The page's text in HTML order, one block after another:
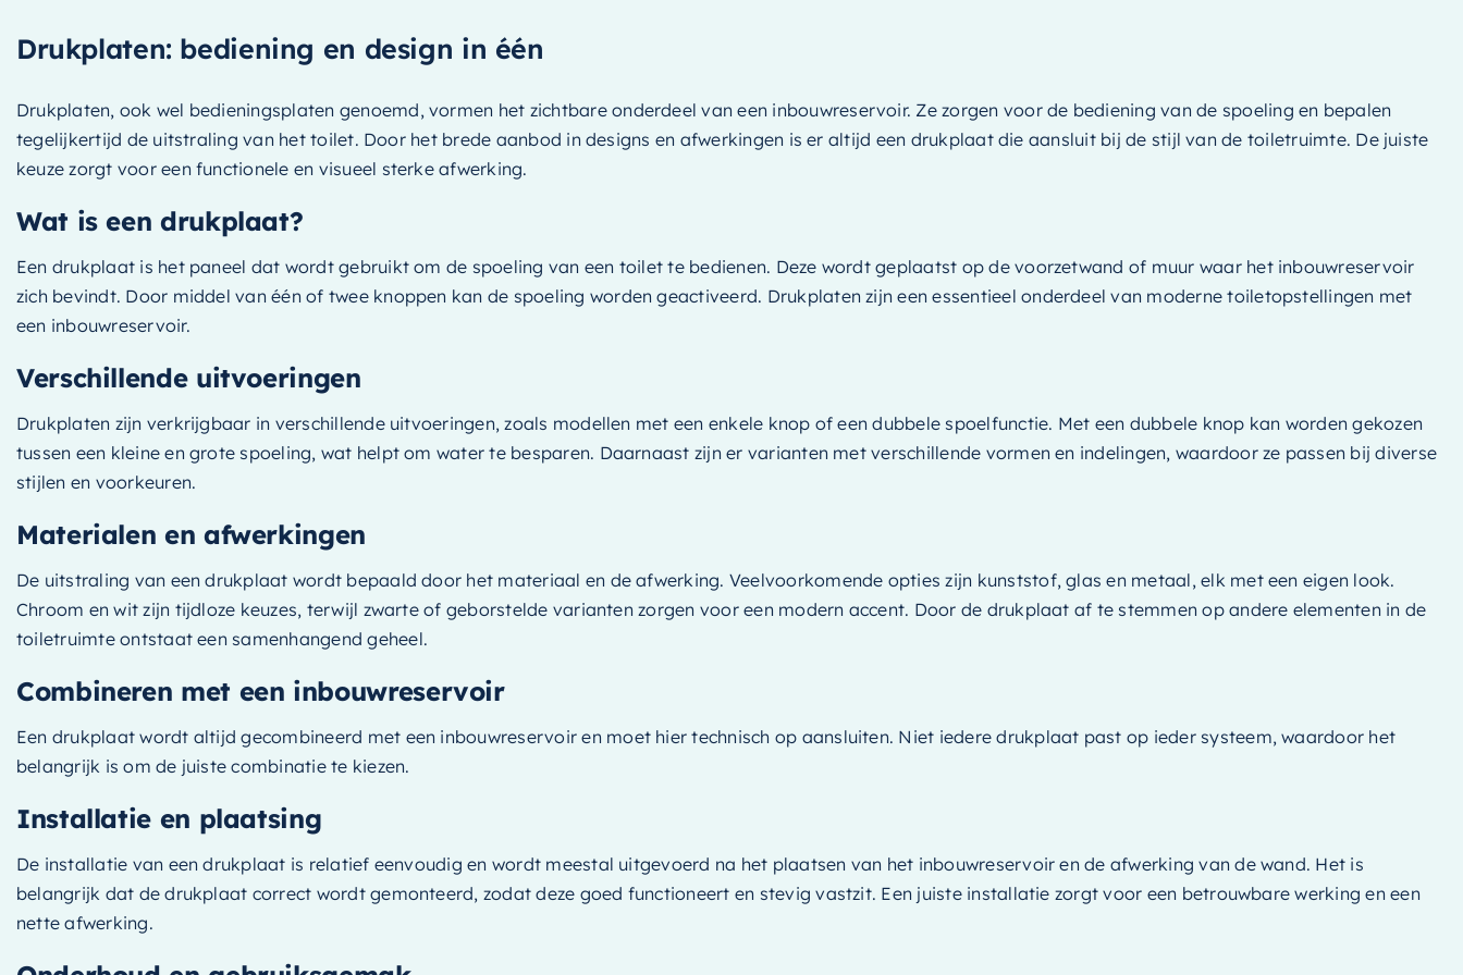
Geborsteld Messing
Gepolijst Zwart PVD
Glass Grey Glans
Mat Zwart
Messing
RVS 316
Staal
Verouderd Messing
Drukplaten: bediening en design in één
Drukplaten, ook wel bedieningsplaten genoemd, vormen het zichtbare onderdeel van een inbouwreservoir. Ze zorgen voor de bediening van de spoeling en bepalen
tegelijkertijd de uitstraling van het toilet. Door het brede aanbod in designs en afwerkingen is er altijd een drukplaat die aansluit bij de stijl van de toiletruimte. De juiste
keuze zorgt voor een functionele en visueel sterke afwerking.
Wat is een drukplaat?
Een drukplaat is het paneel dat wordt gebruikt om de spoeling van een toilet te bedienen. Deze wordt geplaatst op de voorzetwand of muur waar het inbouwreservoir
zich bevindt. Door middel van één of twee knoppen kan de spoeling worden geactiveerd. Drukplaten zijn een essentieel onderdeel van moderne toiletopstellingen met
een inbouwreservoir.
Verschillende uitvoeringen
Drukplaten zijn verkrijgbaar in verschillende uitvoeringen, zoals modellen met een enkele knop of een dubbele spoelfunctie. Met een dubbele knop kan worden gekozen
tussen een kleine en grote spoeling, wat helpt om water te besparen. Daarnaast zijn er varianten met verschillende vormen en indelingen, waardoor ze passen bij diverse
stijlen en voorkeuren.
Materialen en afwerkingen
De uitstraling van een drukplaat wordt bepaald door het materiaal en de afwerking. Veelvoorkomende opties zijn kunststof, glas en metaal, elk met een eigen look.
Chroom en wit zijn tijdloze keuzes, terwijl zwarte of geborstelde varianten zorgen voor een modern accent. Door de drukplaat af te stemmen op andere elementen in de
toiletruimte ontstaat een samenhangend geheel.
Combineren met een inbouwreservoir
Een drukplaat wordt altijd gecombineerd met een inbouwreservoir en moet hier technisch op aansluiten. Niet iedere drukplaat past op ieder systeem, waardoor het
belangrijk is om de juiste combinatie te kiezen.
Installatie en plaatsing
De installatie van een drukplaat is relatief eenvoudig en wordt meestal uitgevoerd na het plaatsen van het inbouwreservoir en de afwerking van de wand. Het is
belangrijk dat de drukplaat correct wordt gemonteerd, zodat deze goed functioneert en stevig vastzit. Een juiste installatie zorgt voor een betrouwbare werking en een
nette afwerking.